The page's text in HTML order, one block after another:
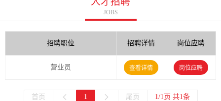
JOBS
招聘职位 招聘详情 岗位应聘
营业员 查看详情 岗位应聘
首页 1 尾页 1/1页 共1条